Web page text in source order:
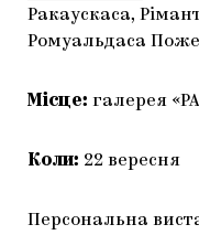
Ракаускаса,
Ромуальдаса
Місце: галерея
Коли: 22 вересня
Персональна